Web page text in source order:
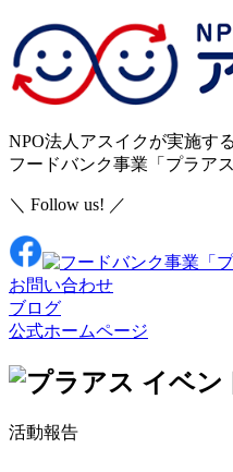
NPO法人アスイクが実施する
フードバンク事業「プラアス
＼ Follow us! ／
お問い合わせ
ブログ
公式ホームページ
イベン
活動報告